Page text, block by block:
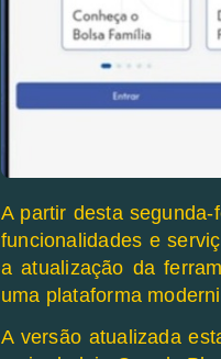
A partir desta
funcionalidades e
a atualização da
uma plataforma
A versão atualizada